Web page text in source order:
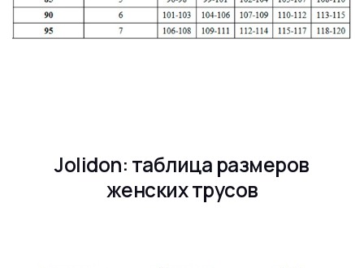
Jolidon: таблица размеров
женских трусов